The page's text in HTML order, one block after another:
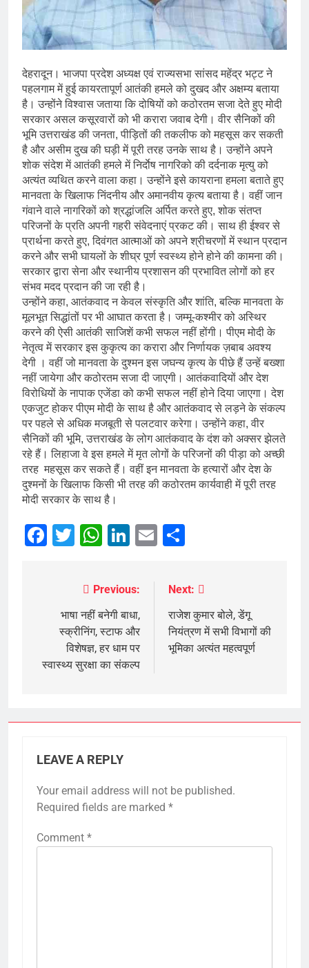
देहरादून। भाजपा प्रदेश अध्यक्ष एवं राज्यसभा सांसद महेंद्र भट्ट ने
पहलगाम में हुई कायरतापूर्ण आतंकी हमले को दुखद और अक्षम्य बताया
है। उन्होंने विश्वास जताया कि दोषियों को कठोरतम सजा देते हुए मोदी
सरकार असल कसूरवारों को भी करारा जवाब देगी। वीर सैनिकों की
भूमि उत्तराखंड की जनता, पीड़ितों की तकलीफ को महसूस कर सकती
है और असीम दुख की घड़ी में पूरी तरह उनके साथ है। उन्होंने अपने
शोक संदेश में आतंकी हमले में निर्दाेष नागरिको की दर्दनाक मृत्यु को
अत्यंत व्यथित करने वाला कहा। उन्होंने इसे कायराना हमला बताते हुए
मानवता के खिलाफ निंदनीय और अमानवीय कृत्य बताया है। वहीं जान
गंवाने वाले नागरिकों को श्रद्धांजलि अर्पित करते हुए, शोक संतप्त
परिजनों के प्रति अपनी गहरी संवेदनाएं प्रकट की। साथ ही ईश्वर से
प्रार्थना करते हुए, दिवंगत आत्माओं को अपने श्रीचरणों में स्थान प्रदान
करने और सभी घायलों के शीघ्र पूर्ण स्वस्थ्य होने होने की कामना की।
सरकार द्वारा सेना और स्थानीय प्रशासन की प्रभावित लोगों को हर
संभव मदद प्रदान की जा रही है।
उन्होंने कहा, आतंकवाद न केवल संस्कृति और शांति, बल्कि मानवता के
मूलभूत सिद्धांतों पर भी आघात करता है। जम्मू-कश्मीर को अस्थिर
करने की ऐसी आतंकी साजिशें कभी सफल नहीं होंगी। पीएम मोदी के
नेतृत्व में सरकार इस कुकृत्य का करारा और निर्णायक ज़बाब अवश्य
देगी । वहीं जो मानवता के दुश्मन इस जघन्य कृत्य के पीछे हैं उन्हें बख्शा
नहीं जायेगा और कठोरतम सजा दी जाएगी। आतंकवादियों और देश
विरोधियों के नापाक एजेंडा को कभी सफल नहीं होने दिया जाएगा। देश
एकजुट होकर पीएम मोदी के साथ है और आतंकवाद से लड़ने के संकल्प
पर पहले से अधिक मजबूती से पलटवार करेगा। उन्होंने कहा, वीर
सैनिकों की भूमि, उत्तराखंड के लोग आतंकवाद के दंश को अक्सर झेलते
रहे हैं। लिहाजा वे इस हमले में मृत लोगों के परिजनों की पीड़ा को अच्छी
तरह महसूस कर सकते हैं। वहीं इन मानवता के हत्यारों और देश के
दुश्मनों के खिलाफ किसी भी तरह की कठोरतम कार्यवाही में पूरी तरह
मोदी सरकार के साथ है।
Facebook
TwitterWhatsApp
LinkedIn
Email
navigation
Previous:
भाषा नहीं बनेगी बाधा,
स्क्रीनिंग, स्टाफ और
विशेषज्ञ, हर धाम पर
स्वास्थ्य सुरक्षा का संकल्प
Next:
राजेश कुमार बोले, डेंगू
नियंत्रण में सभी विभागों की
भूमिका अत्यंत महत्वपूर्ण
LEAVE A REPLY
Your email address will not be published.
Required fields are marked *
Comment *